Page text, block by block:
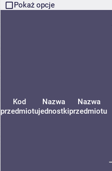
Pokaż opcje
Kod
przedmiotu
Nazwa
jednostki
Nazwa
przedmiotu